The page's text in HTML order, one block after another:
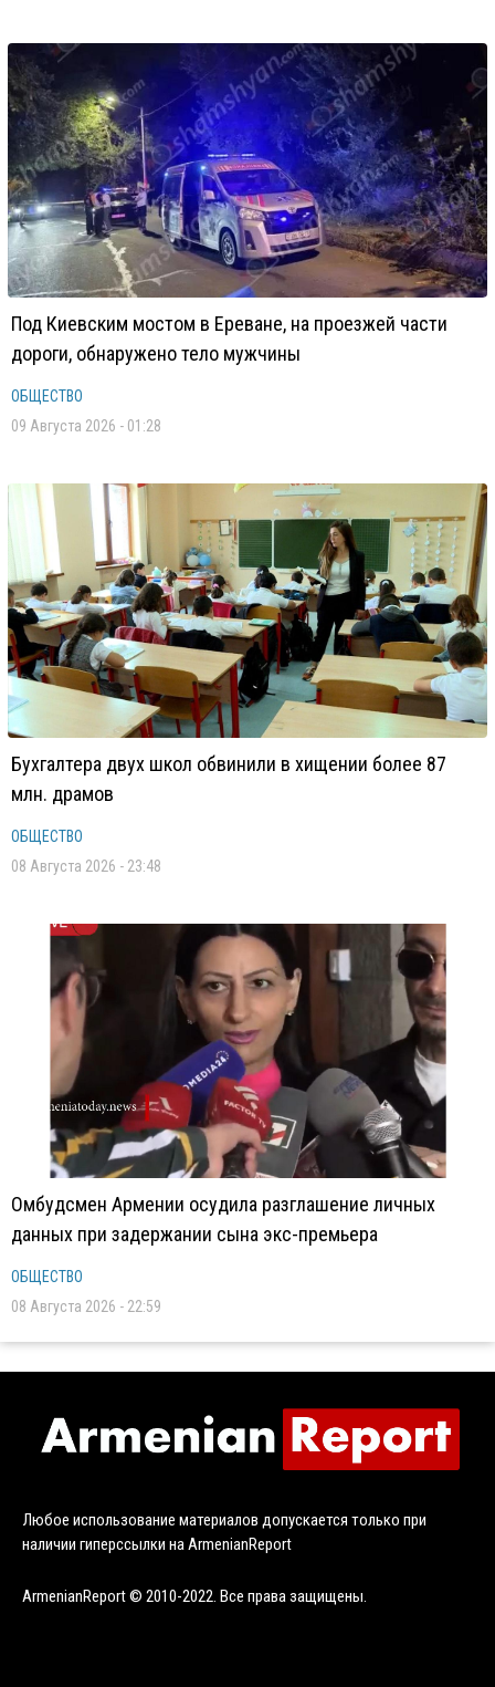
Под Киевским мостом в Ереване, на проезжей части
дороги, обнаружено тело мужчины
ОБЩЕСТВО
09 Августа 2026 - 01:28
Бухгалтера двух школ обвинили в хищении более 87
млн. драмов
ОБЩЕСТВО
08 Августа 2026 - 23:48
Омбудсмен Армении осудила разглашение личных
данных при задержании сына экс-премьера
ОБЩЕСТВО
08 Августа 2026 - 22:59
Любое использование материалов допускается только при
наличии гиперссылки на ArmenianReport
ArmenianReport © 2010-2022. Все права защищены.